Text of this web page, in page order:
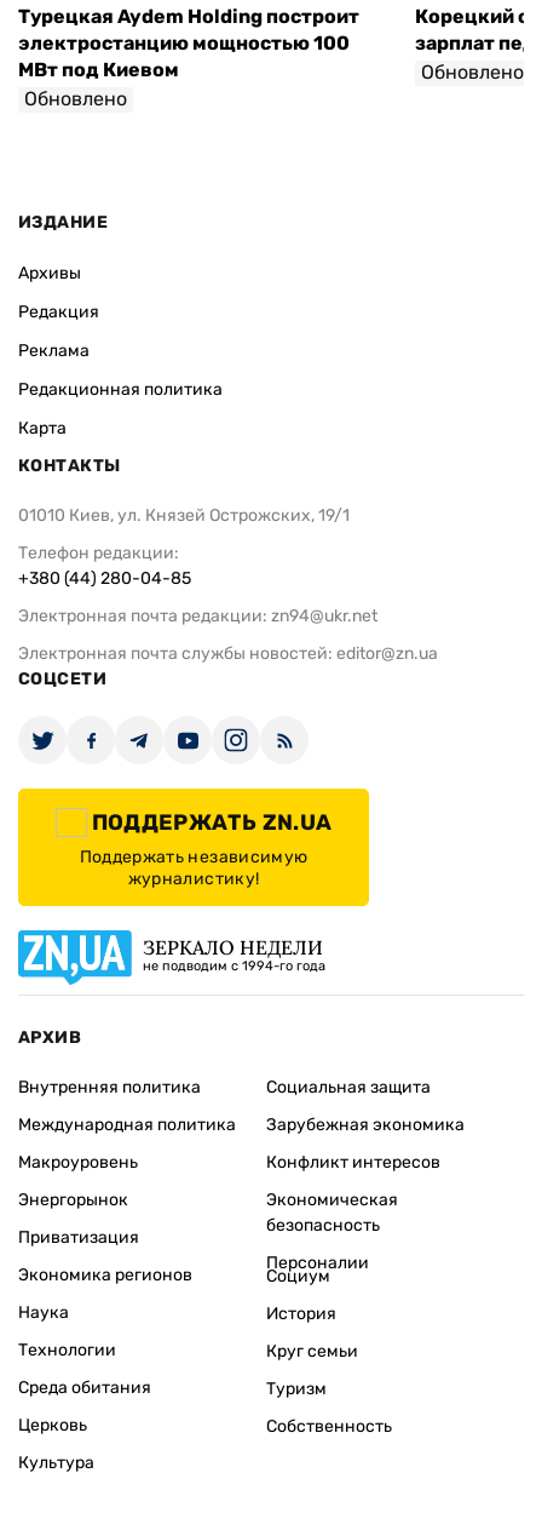
Турецкая Aydem Holding построит
электростанцию мощностью 100
МВт под Киевом
Обновлено
Корецкий
зарплат
Обновлено
ИЗДАНИЕ
Архивы
Редакция
Реклама
Редакционная политика
Карта
КОНТАКТЫ
01010 Киев, ул. Князей Острожских, 19/1
Телефон редакции:
+380 (44) 280-04-85
Электронная почта редакции: zn94@ukr.net
Электронная почта службы новостей: editor@zn.ua
СОЦСЕТИ
ПОДДЕРЖАТЬ ZN.UA
Поддержать независимую
журналистику!
ЗЕРКАЛО НЕДЕЛИ
не подводим с 1994-го года
АРХИВ
Внутренняя политика
Международная политика
Макроуровень
Энергорынок
Приватизация
Экономика регионов
Социальная защита
Зарубежная экономика
Конфликт интересов
Экономическая
безопасность
Персоналии
Наука
Технологии
Среда обитания
Церковь
Культура
Социум
История
Круг семьи
Туризм
Собственность